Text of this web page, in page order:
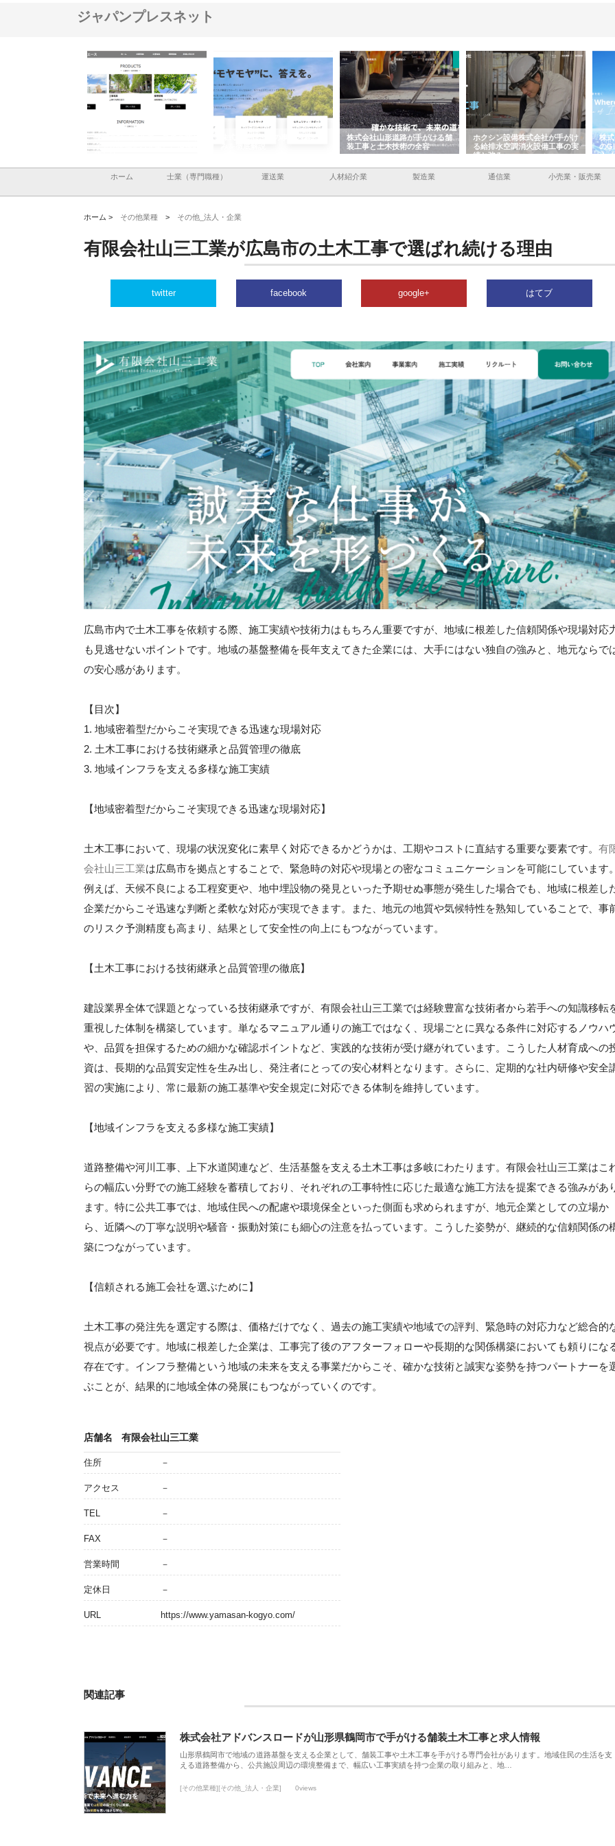
ジャパンプレスネット
社メタルエースの企業サ
提供する充実した情報内
株式会社ＣＳＡの事業内容と強
株式会社山形道路が手がける舗
ホクシン設備株式会社が手がけ
る給排水空調消火設備工事の実
績と強み
株式会社東京シー・エム・シー
のGISインフラ管理システム導
入メリット
ホーム 士業（専門職種） 運送業 人材紹介業 製造業 通信業 小売業・販売業
ホーム > その他業種 > その他_法人・企業
有限会社山三工業が広島市の土木工事で選ばれ続ける理由
twitter facebook google+ はてブ
広島市内で土木工事を依頼する際、施工実績や技術力はもちろん重要ですが、地域に根差した信頼関係や現場対応
も見逃せないポイントです。地域の基盤整備を長年支えてきた企業には、大手にはない独自の強みと、地元ならで
の安心感があります。
【目次】
1. 地域密着型だからこそ実現できる迅速な現場対応
2. 土木工事における技術継承と品質管理の徹底
3. 地域インフラを支える多様な施工実績
【地域密着型だからこそ実現できる迅速な現場対応】
土木工事において、現場の状況変化に素早く対応できるかどうかは、工期やコストに直結する重要な要素です。 有
会社山三工業は広島市を拠点とすることで、緊急時の対応や現場との密なコミュニケーションを可能にしています。
例えば、天候不良による工程変更や、地中埋設物の発見といった予期せぬ事態が発生した場合でも、地域に根差し
企業だからこそ迅速な判断と柔軟な対応が実現できます。また、地元の地質や気候特性を熟知していることで、事
のリスク予測精度も高まり、結果として安全性の向上にもつながっています。
【土木工事における技術継承と品質管理の徹底】
建設業界全体で課題となっている技術継承ですが、有限会社山三工業では経験豊富な技術者から若手への知識移転
重視した体制を構築しています。単なるマニュアル通りの施工ではなく、現場ごとに異なる条件に対応するノウハ
や、品質を担保するための細かな確認ポイントなど、実践的な技術が受け継がれています。こうした人材育成への
資は、長期的な品質安定性を生み出し、発注者にとっての安心材料となります。さらに、定期的な社内研修や安全
習の実施により、常に最新の施工基準や安全規定に対応できる体制を維持しています。
【地域インフラを支える多様な施工実績】
道路整備や河川工事、上下水道関連など、生活基盤を支える土木工事は多岐にわたります。有限会社山三工業はこ
らの幅広い分野での施工経験を蓄積しており、それぞれの工事特性に応じた最適な施工方法を提案できる強みがあ
ます。特に公共工事では、地域住民への配慮や環境保全といった側面も求められますが、地元企業としての立場か
ら、近隣への丁寧な説明や騒音・振動対策にも細心の注意を払っています。こうした姿勢が、継続的な信頼関係の
築につながっています。
【信頼される施工会社を選ぶために】
土木工事の発注先を選定する際は、価格だけでなく、過去の施工実績や地域での評判、緊急時の対応力など総合的
視点が必要です。地域に根差した企業は、工事完了後のアフターフォローや長期的な関係構築においても頼りにな
存在です。インフラ整備という地域の未来を支える事業だからこそ、確かな技術と誠実な姿勢を持つパートナーを
ぶことが、結果的に地域全体の発展にもつながっていくのです。
店舗名 有限会社山三工業
住所 －
アクセス －
TEL －
FAX －
営業時間 －
定休日 －
URL https://www.yamasan-kogyo.com/
関連記事
株式会社アドバンスロードが山形県鶴岡市で手がける舗装土木工事と求人情報
山形県鶴岡市で地域の道路基盤を支える企業として、舗装工事や土木工事を手がける専門会社があります。地域住民の生活を支
える道路整備から、公共施設周辺の環境整備まで、幅広い工事実績を持つ企業の取り組みと、地…
[その他業種][その他_法人・企業] 0views